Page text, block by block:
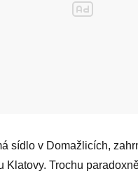
sídlo v Domažlicích,
Klatovy. Trochu